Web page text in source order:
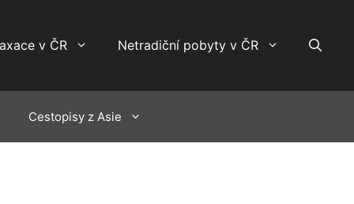
v ČR Netradiční pobyty v ČR
Cestopisy z Asie